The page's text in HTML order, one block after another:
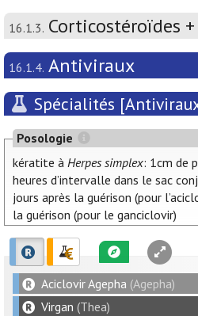
16.1.3. Corticostéroïdes
16.1.4. Antiviraux
Spécialités
Posologie
kératite à Herpes simplex: 1cm de
heures d’intervalle dans le sac
jours après la guérison (pour
la guérison (pour le ganciclovir)
Aciclovir Agepha (Agepha)
Virgan (Thea)